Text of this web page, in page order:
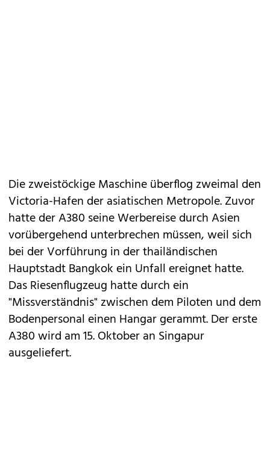
Die zweistöckige Maschine überflog zweimal den
Victoria-Hafen der asiatischen Metropole. Zuvor
hatte der A380 seine Werbereise durch Asien
vorübergehend unterbrechen müssen, weil sich
bei der Vorführung in der thailändischen
Hauptstadt Bangkok ein Unfall ereignet hatte.
Das Riesenflugzeug hatte durch ein
"Missverständnis" zwischen dem Piloten und dem
Bodenpersonal einen Hangar gerammt. Der erste
A380 wird am 15. Oktober an Singapur
ausgeliefert.